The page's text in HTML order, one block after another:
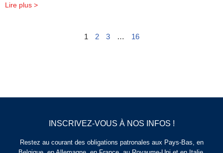
Lire plus >
1 2 3 … 16
INSCRIVEZ-VOUS À NOS INFOS !
Restez au courant des obligations patronales aux Pays-Bas, en